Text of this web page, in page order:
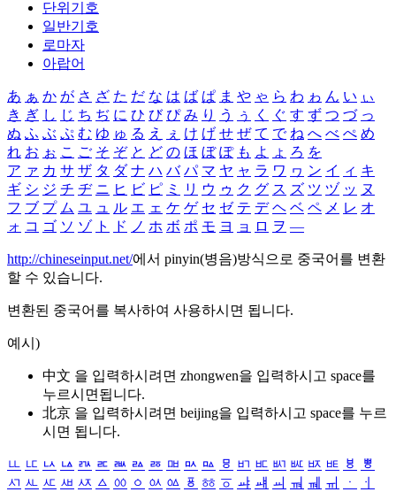
단위기호
일반기호
로마자
아랍어
あ ぁ か が さ ざ た だ な は ば ぱ ま や ゃ ら わ ゎ ん い ぃ
き ぎ し じ ち ぢ に ひ び ぴ み り う ぅ く ぐ す ず つ づ っ
ぬ ふ ぶ ぷ む ゆ ゅ る え ぇ け げ せ ぜ て で ね へ べ ぺ め
れ お ぉ こ ご そ ぞ と ど の ほ ぼ ぽ も よ ょ ろ を
ア ァ カ サ ザ タ ダ ナ ハ バ パ マ ヤ ャ ラ ワ ヮ ン イ ィ キ
ギ シ ジ チ ヂ ニ ヒ ビ ピ ミ リ ウ ゥ ク グ ス ズ ツ ヅ ッ ヌ
フ ブ プ ム ユ ュ ル エ ェ ケ ゲ セ ゼ テ デ ヘ ベ ペ メ レ オ
ォ コ ゴ ソ ゾ ト ド ノ ホ ボ ポ モ ヨ ョ ロ ヲ ―
http://chineseinput.net/에서 pinyin(병음)방식으로 중국어를 변환
할 수 있습니다.
변환된 중국어를 복사하여 사용하시면 됩니다.
예시)
中文 을 입력하시려면 zhongwen을 입력하시고 space를
누르시면됩니다.
北京 을 입력하시려면 beijing을 입력하시고 space를 누르
시면 됩니다.
ㅥ ㅦ ㅧ ㅨ ㅩ ㅪ ㅫ ㅬ ㅭ ㅮ ㅯ ㅰ ㅱ ㅲ ㅳ ㅴ ㅵ ㅶ ㅷ ㅸ
ㅹ
ㅺ ㅻ ㅼ ㅽ ㅾ ㅿ ㆀ ㆁ ㆂ ㆃ ㆄ ㆅ ㆆ ㆇ ㆈ ㆉ ㆊ ㆋ ㆌ ㆍ
ㆎ